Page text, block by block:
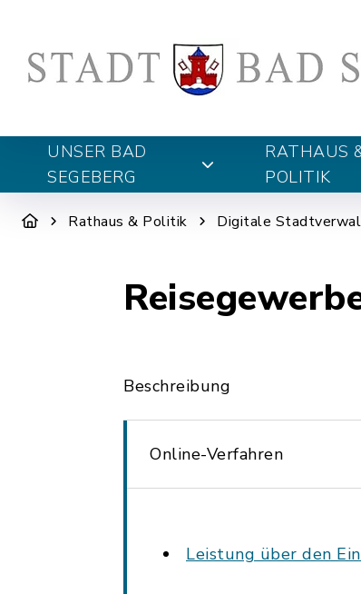
UNSER BAD
SEGEBERG
RATHAUS
POLITIK
Rathaus & Politik Digitale
Beschreibung
Online-Verfahren
Leistung über den